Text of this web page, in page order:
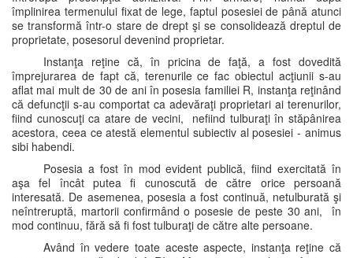
împlinirea termenului fixat de lege, faptul posesiei de până atunci
se transformă într-o stare de drept şi se consolidează dreptul de
proprietate, posesorul devenind proprietar.
Instanţa reţine că, în pricina de faţă, a fost dovedită
împrejurarea de fapt că, terenurile ce fac obiectul acţiunii s-au
aflat mai mult de 30 de ani în posesia familiei R, instanţa reţinând
că defuncţii s-au comportat ca adevăraţi proprietari ai terenurilor,
fiind cunoscuţi ca atare de vecini, nefiind tulburaţi în stăpânirea
acestora, ceea ce atestă elementul subiectiv al posesiei - animus
sibi habendi.
Posesia a fost în mod evident publică, fiind exercitată în
aşa fel încât putea fi cunoscută de către orice persoană
interesată. De asemenea, posesia a fost continuă, netulburată şi
neîntreruptă, martorii confirmând o posesie de peste 30 ani, în
mod continuu, fără să fi fost tulburaţi de către alte persoane.
Având în vedere toate aceste aspecte, instanţa reţine că